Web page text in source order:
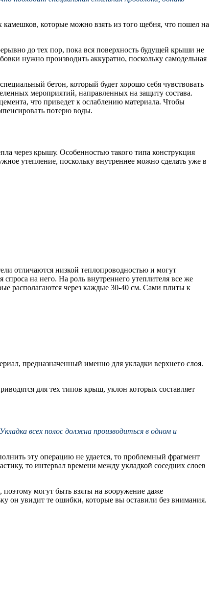
которые можно взять из того щебня, что пошел на
до тех пор, пока вся поверхность будущей крыши не
нужно производить аккуратно, поскольку самодельная
бетон, который будет хорошо себя чувствовать
мероприятий, направленных на защиту состава.
что приведет к ослаблению материала. Чтобы
потерю воды.
через крышу. Особенностью такого типа конструкция
утепление, поскольку внутреннее можно сделать уже в
отличаются низкой теплопроводностью и могут
на него. На роль внутреннего утеплителя все же
располагаются через каждые 30-40 см. Сами плиты к
предназначенный именно для укладки верхнего слоя.
для тех типов крыш, уклон которых составляет
всех полос должна производиться в одном и
эту операцию не удается, то проблемный фрагмент
то интервал времени между укладкой соседних слоев
могут быть взяты на вооружение даже
он увидит те ошибки, которые вы оставили без внимания.